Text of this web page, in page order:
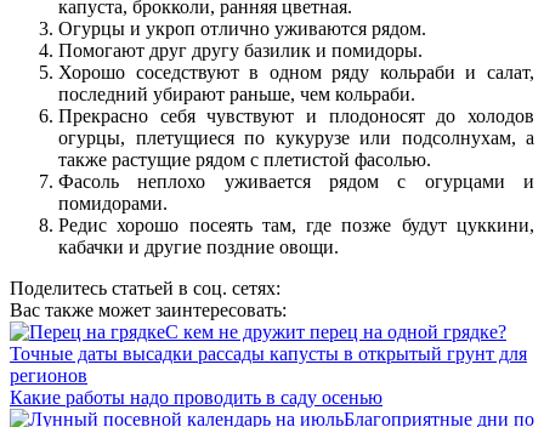
капуста, брокколи, ранняя цветная.
Огурцы и укроп отлично уживаются рядом.
Помогают друг другу базилик и помидоры.
Хорошо соседствуют в одном ряду кольраби и салат,
последний убирают раньше, чем кольраби.
Прекрасно себя чувствуют и плодоносят до холодов
огурцы, плетущиеся по кукурузе или подсолнухам, а
также растущие рядом с плетистой фасолью.
Фасоль неплохо уживается рядом с огурцами и
помидорами.
Редис хорошо посеять там, где позже будут цуккини,
кабачки и другие поздние овощи.
Поделитесь статьей в соц. сетях:
Вас также может заинтересовать:
С кем не дружит перец на одной грядке?
Точные даты высадки рассады капусты в открытый грунт для
регионов
Какие работы надо проводить в саду осенью
Благоприятные дни по